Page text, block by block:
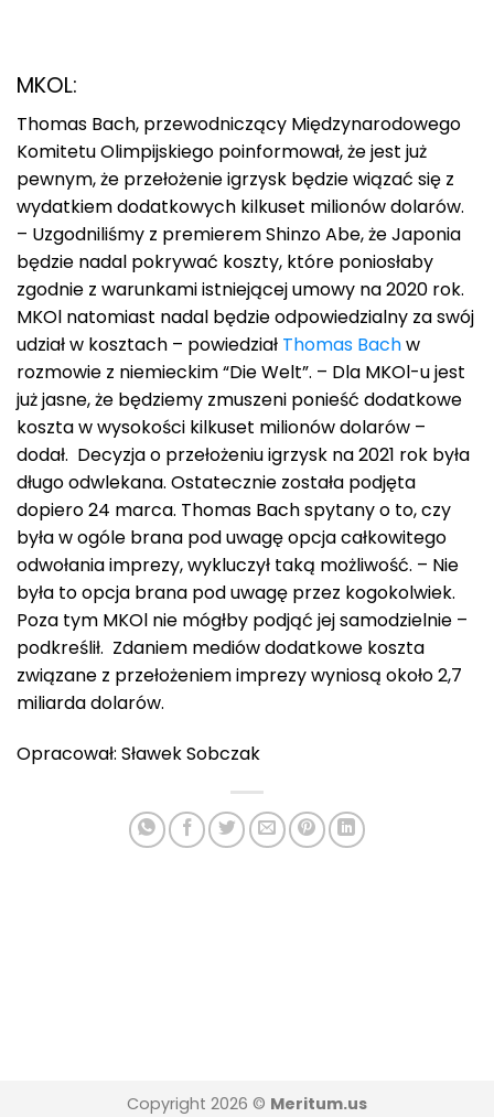
MKOL:
Thomas Bach, przewodniczący Międzynarodowego
Komitetu Olimpijskiego poinformował, że jest już
pewnym, że przełożenie igrzysk będzie wiązać się z
wydatkiem dodatkowych kilkuset milionów dolarów.
– Uzgodniliśmy z premierem Shinzo Abe, że Japonia
będzie nadal pokrywać koszty, które poniosłaby
zgodnie z warunkami istniejącej umowy na 2020 rok.
MKOl natomiast nadal będzie odpowiedzialny za swój
udział w kosztach – powiedział Thomas Bachw
rozmowie z niemieckim “Die Welt”. – Dla MKOl-u jest
już jasne, że będziemy zmuszeni ponieść dodatkowe
koszta w wysokości kilkuset milionów dolarów –
dodał. Decyzja o przełożeniu igrzysk na 2021 rok była
długo odwlekana. Ostatecznie została podjęta
dopiero 24 marca. Thomas Bach spytany o to, czy
była w ogóle brana pod uwagę opcja całkowitego
odwołania imprezy, wykluczył taką możliwość. – Nie
była to opcja brana pod uwagę przez kogokolwiek.
Poza tym MKOl nie mógłby podjąć jej samodzielnie –
podkreślił. Zdaniem mediów dodatkowe koszta
związane z przełożeniem imprezy wyniosą około 2,7
miliarda dolarów.
Opracował: Sławek Sobczak
Copyright 2026 © Meritum.us